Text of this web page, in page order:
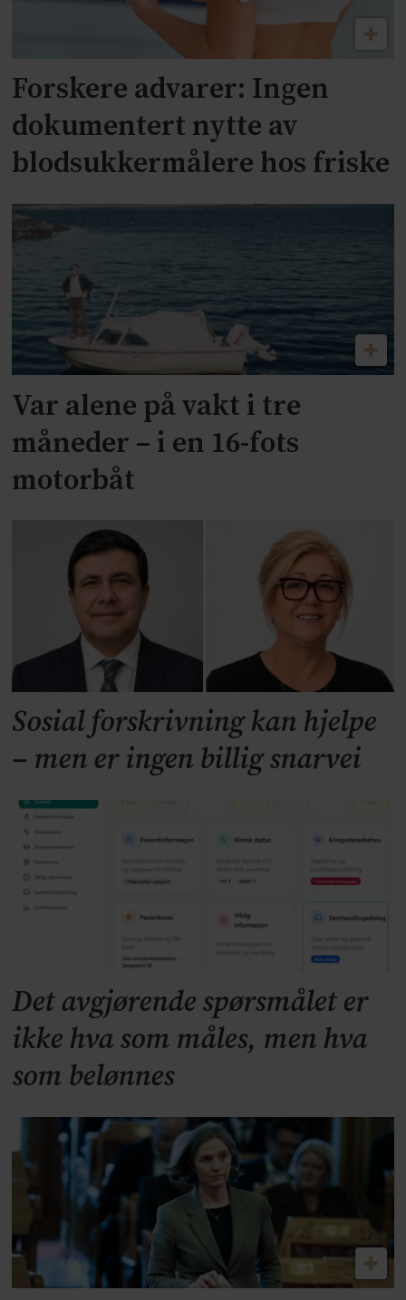
Forskere advarer: Ingen
dokumentert nytte av
blodsukkermålere hos friske
Var alene på vakt i tre
måneder – i en 16-fots
motorbåt
Sosial forskrivning kan hjelpe
– men er ingen billig snarvei
Det avgjørende spørsmålet er
ikke hva som måles, men hva
som belønnes